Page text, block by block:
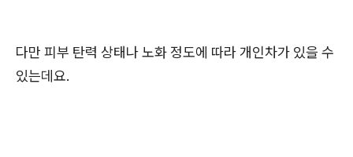
다만 피부 탄력 상태나 노화 정도에 따라 개인차가 있을 수
있는데요.